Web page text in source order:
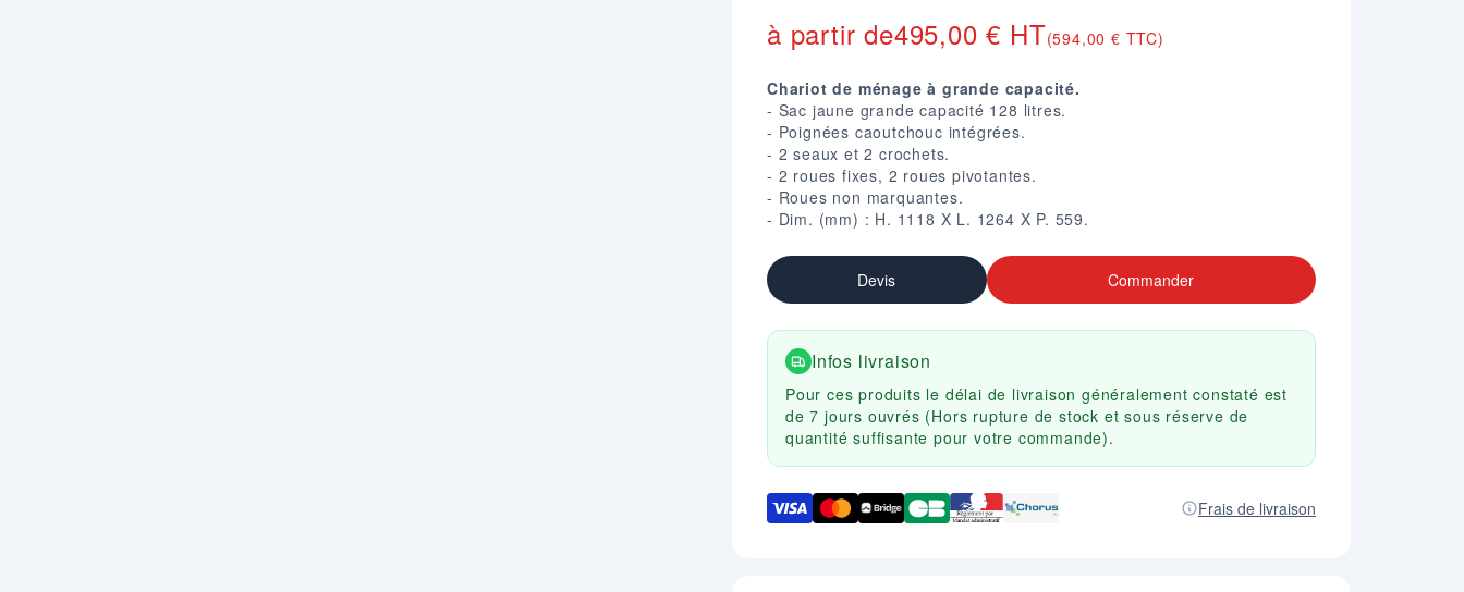
à partir de495,00 € HT(594,00 € TTC)
Chariot de ménage à grande capacité.
- Sac jaune grande capacité 128 litres.
- Poignées caoutchouc intégrées.
- 2 seaux et 2 crochets.
- 2 roues fixes, 2 roues pivotantes.
- Roues non marquantes.
- Dim. (mm) : H. 1118 X L. 1264 X P. 559.
Devis Commander
Infos livraison
Pour ces produits le délai de livraison généralement constaté est
de 7 jours ouvrés (Hors rupture de stock et sous réserve de
quantité suffisante pour votre commande).
Frais de livraison